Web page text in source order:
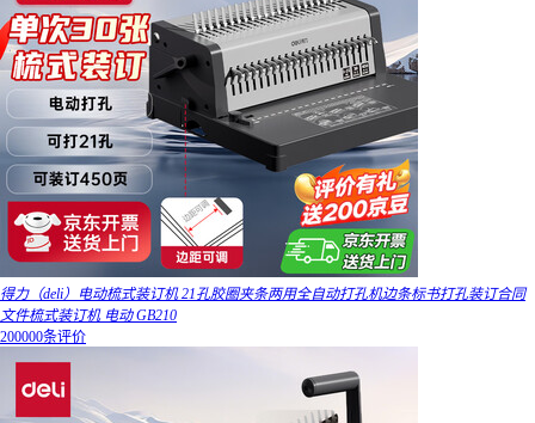
得力（deli）电动梳式装订机 21孔胶圈夹条两用全自动打孔机边条标书打孔装订合同
文件梳式装订机 电动 GB210
200000条评价